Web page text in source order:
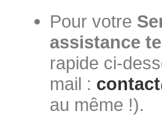
Pour votre
assistance
rapide ci-
mail :
au même !).